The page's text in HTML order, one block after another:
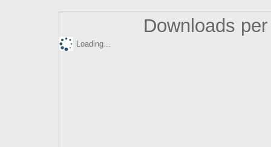
Downloads
Loading...